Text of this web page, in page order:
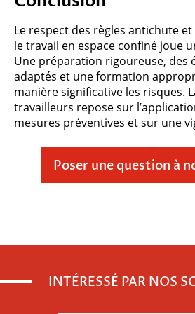
Le respect des règles antichute
le travail en espace confiné joue
Une préparation rigoureuse, des
adaptés et une formation
manière significative les risques.
travailleurs repose sur
mesures préventives et sur une
Poser une question à
Veuillez
laisserINTÉRESSÉ PAR NOS